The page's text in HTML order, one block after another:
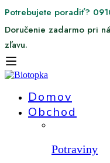
Potrebujete poradiť?
Doručenie zadarmo pri
zľavu.
Domov
Obchod
Potraviny